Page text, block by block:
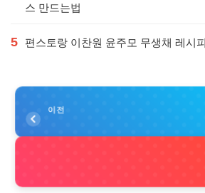
스 만드는법
5 편스토랑 이찬원 윤주모 무생채 레시
이전